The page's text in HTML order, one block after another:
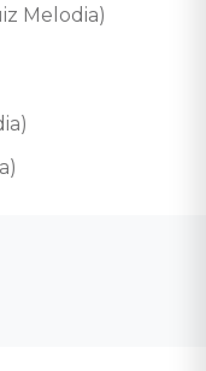
Melodia)